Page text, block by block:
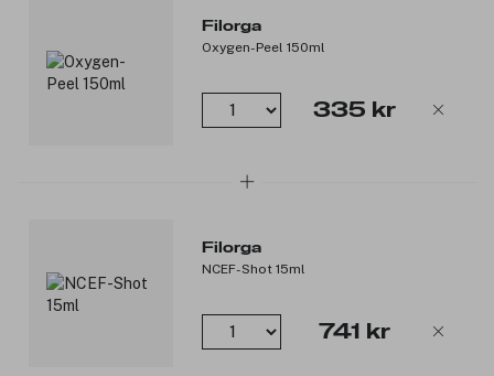
som gir både umiddelbar og langvarig fuktighet til huden,
samt forbedrer egenskapene til de påfølgende
produktene.
Salvia urteekstrakt: Motvirker tap av vann i huden og
virker anti-inflammatorisk.
Dynk bomullspads med NCEF-Essence og la de ligge på
Produktet passer til alle hudtyper. Alle Filorga sine produkter
inneholder Filorga sin patenterte kjerneformula, NCEF.
Produktnummer:
Filorga
Oxygen-Peel 150ml
335 kr
Filorga
NCEF-Shot 15ml
741 kr